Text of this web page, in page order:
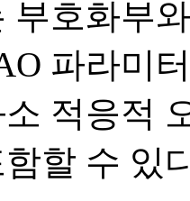
부호화부
파라미
소 적응적
함할 수 있